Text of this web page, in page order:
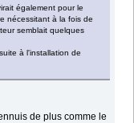
également pour le
nécessitant à la fois de
semblait quelques
à l'installation de
de plus comme le